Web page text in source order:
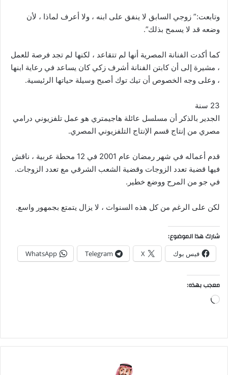
وتابعت:” زوجي السابق لا ينفق على ابنه ، ولا أعرف لماذا ، لأن
وضعه قد لا يسمح بذلك”.
كما أكدت الفنانة المصرية أنها لم تتقاعد ، لكنها لم تجد فرصة للعمل
، مشيرة إلى أن كابتن الفنانة أشرف زكي كان يساعد في رعاية ابنها
، وعلى وجه الخصوص أن تيك توك أصبح وسيلة حياتها الرئيسية.
23 سنة
الجدير بالذكر أن مسلسل عائلة هاجيمتري هو عمل تلفزيوني درامي
مصري من إنتاج قسم الإنتاج التلفزيوني المصري.
قدم أعماله في شهر رمضان عام 2001 في 12 محطة عربية ، ناقش
فيها قضية تعدد الزوجات وقضية الشعب الشرقي مع تعدد الزوجات.
في جو من المرح ووضع خطير.
لكن على الرغم من كل هذه السنوات ، لا يزال يتمتع بجمهور واسع.
شارك هذا الموضوع:
فيس بوك X
Telegram
WhatsApp
معجب بهذه:
جاري